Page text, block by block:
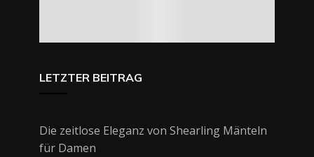
LETZTER BEITRAG
Die zeitlose Eleganz von Shearling Mänteln
für Damen